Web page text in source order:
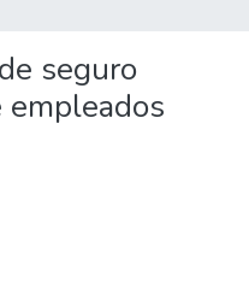
seguro
empleados